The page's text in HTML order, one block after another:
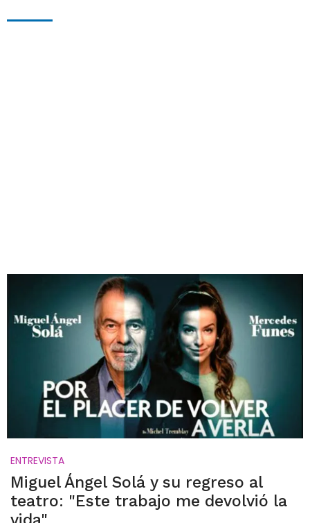
ENTREVISTA
Miguel Ángel Solá y su regreso al
teatro: "Este trabajo me devolvió la